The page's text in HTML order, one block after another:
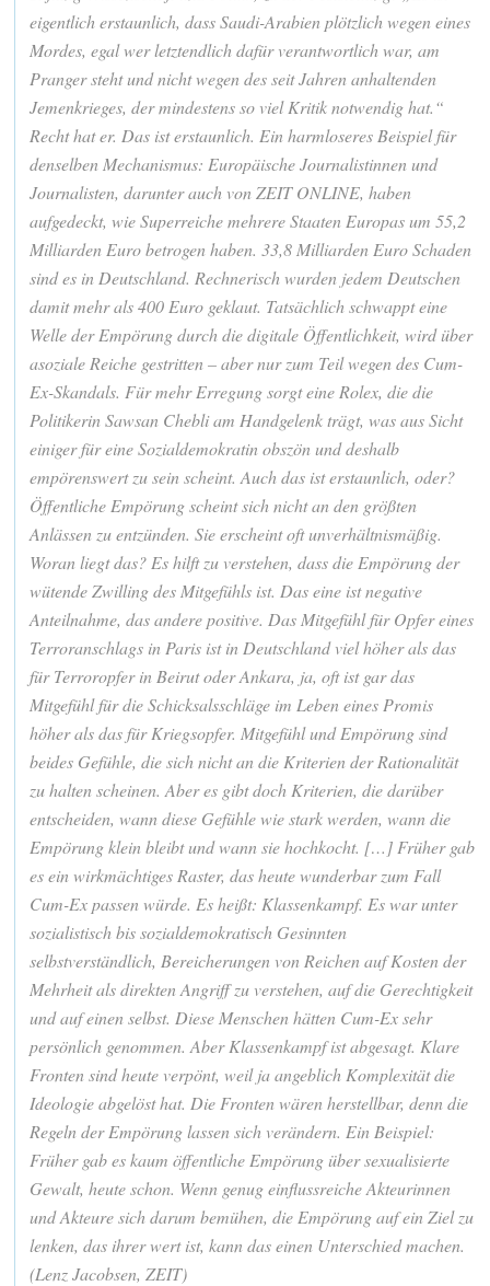
eigentlich erstaunlich, dass Saudi-Arabien plötzlich wegen eines
Mordes, egal wer letztendlich dafür verantwortlich war, am
Pranger steht und nicht wegen des seit Jahren anhaltenden
Jemenkrieges, der mindestens so viel Kritik notwendig hat.“
Recht hat er. Das ist erstaunlich. Ein harmloseres Beispiel für
denselben Mechanismus: Europäische Journalistinnen und
Journalisten, darunter auch von ZEIT ONLINE, haben
aufgedeckt, wie Superreiche mehrere Staaten Europas um 55,2
Milliarden Euro betrogen haben. 33,8 Milliarden Euro Schaden
sind es in Deutschland. Rechnerisch wurden jedem Deutschen
damit mehr als 400 Euro geklaut. Tatsächlich schwappt eine
Welle der Empörung durch die digitale Öffentlichkeit, wird über
asoziale Reiche gestritten – aber nur zum Teil wegen des Cum-
Ex-Skandals. Für mehr Erregung sorgt eine Rolex, die die
Politikerin Sawsan Chebli am Handgelenk trägt, was aus Sicht
einiger für eine Sozialdemokratin obszön und deshalb
empörenswert zu sein scheint. Auch das ist erstaunlich, oder?
Öffentliche Empörung scheint sich nicht an den größten
Anlässen zu entzünden. Sie erscheint oft unverhältnismäßig.
Woran liegt das? Es hilft zu verstehen, dass die Empörung der
wütende Zwilling des Mitgefühls ist. Das eine ist negative
Anteilnahme, das andere positive. Das Mitgefühl für Opfer eines
Terroranschlags in Paris ist in Deutschland viel höher als das
für Terroropfer in Beirut oder Ankara, ja, oft ist gar das
Mitgefühl für die Schicksalsschläge im Leben eines Promis
höher als das für Kriegsopfer. Mitgefühl und Empörung sind
beides Gefühle, die sich nicht an die Kriterien der Rationalität
zu halten scheinen. Aber es gibt doch Kriterien, die darüber
entscheiden, wann diese Gefühle wie stark werden, wann die
Empörung klein bleibt und wann sie hochkocht. […] Früher gab
es ein wirkmächtiges Raster, das heute wunderbar zum Fall
Cum-Expassen würde. Es heißt: Klassenkampf. Es war unter
sozialistisch bis sozialdemokratisch Gesinnten
selbstverständlich, Bereicherungen von Reichen auf Kosten der
Mehrheit als direkten Angriff zu verstehen, auf die Gerechtigkeit
und auf einen selbst. Diese Menschen hätten Cum-Ex sehr
persönlich genommen. Aber Klassenkampf ist abgesagt. Klare
Fronten sind heute verpönt, weil ja angeblich Komplexität die
Ideologie abgelöst hat. Die Fronten wären herstellbar, denn die
Regeln der Empörung lassen sich verändern. Ein Beispiel:
Früher gab es kaum öffentliche Empörung über sexualisierte
Gewalt, heute schon. Wenn genug einflussreiche Akteurinnen
und Akteure sich darum bemühen, die Empörung auf ein Ziel zu
lenken, das ihrer wert ist, kann das einen Unterschied machen.
(Lenz Jacobsen, ZEIT)